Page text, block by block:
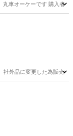
車オーケーです 購入者居
社外品に変更した為販売致